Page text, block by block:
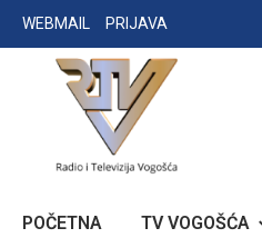
Skip
to
WEBMAIL PRIJAVA
RADIO TELEVIZIJA
POČETNA TV VOGOŠĆA